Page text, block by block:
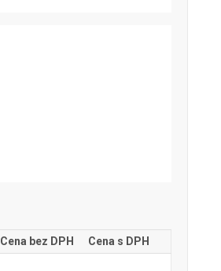
Cena bez DPH Cena s DPH